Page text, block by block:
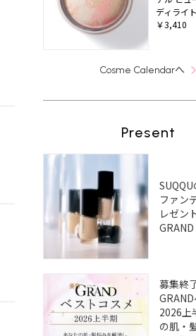
ディライ
￥3,410
Cosme Calendarへ
Present
ファン
レゼン
GRAND
募集終
2026上
の肌・